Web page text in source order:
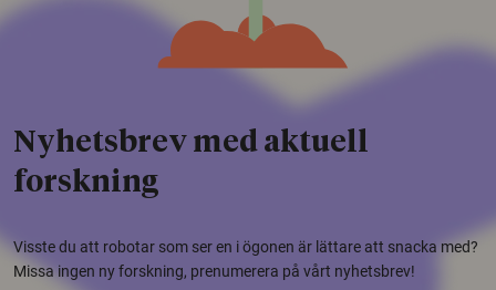
Nyhetsbrev med aktuell
forskning
Visste du att robotar som ser en i ögonen är lättare att snacka med?
Missa ingen ny forskning, prenumerera på vårt nyhetsbrev!